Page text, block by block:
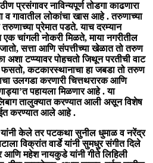
प्रसंगावर नाविन्यपूर्ण तोडगा काढणारा
व गावातील लोकांचा खास आहे . तरुणाच्या
प्रेमात पडते. याच दरम्यान
एक चांगली नोकरी मिळते, माया नगरीतील
सत्ता आणि संपत्तीच्या खेळात तो तरुण
अशा टप्प्यावर पोहचतो जिथून परतीची वाट
कटकारस्थानाचा हा जबडा तो तरुण
उलगडा करणारी चित्तथरारक आणि
पहायला मिळणार आहे . या
तालुक्यात करण्यात आली असून विशेष
करण्यात आले आहे .
यांनी केले तर पटकथा सुनील धुमाळ व नरेंद्र
विक्रांत वार्डे यांनी सुमधुर संगीत दिले
महेश नायकुडे यांनी गीते लिहिली